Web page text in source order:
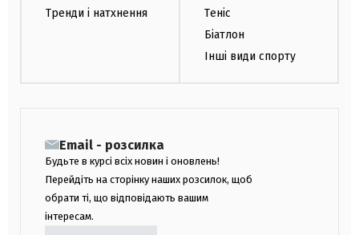
Тренди і натхнення
Теніс
Біатлон
Інші види спорту
Email - розсилка
Будьте в курсі всіх новин і оновлень!
Перейдіть на сторінку наших розсилок, щоб
обрати ті, що відповідають вашим
інтересам.